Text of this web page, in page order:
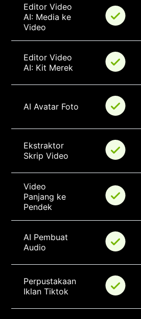
Editor Video
AI: Media ke
Video
Editor Video
AI: Kit Merek
AI Avatar Foto
Ekstraktor
Skrip Video
Video
Panjang ke
Pendek
AI Pembuat
Audio
Perpustakaan
Iklan Tiktok